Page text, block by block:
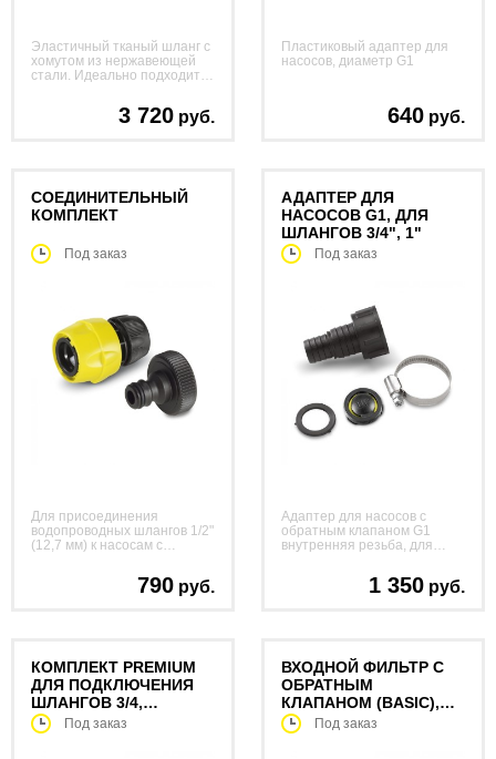
Эластичный тканый шланг с
хомутом из нержавеющей
стали. Идеально подходит
3 720 руб.
Пластиковый адаптер для
насосов, диаметр G1
640 руб.
СОЕДИНИТЕЛЬНЫЙ
КОМПЛЕКТ
Под заказ
Для присоединения
водопроводных шлангов 1/2"
(12,7 мм) к насосам с
790 руб.
АДАПТЕР ДЛЯ
НАСОСОВ G1, ДЛЯ
ШЛАНГОВ 3/4", 1"
Под заказ
Адаптер для насосов с
обратным клапаном G1
внутренняя резьба, для
1 350 руб.
КОМПЛЕКТ PREMIUM
ДЛЯ ПОДКЛЮЧЕНИЯ
ШЛАНГОВ 3/4,
КОННЕКТОР
БЫСТРОСЪЕМНЫЙ,
Под заказ
ВХОДНОЙ ФИЛЬТР С
ОБРАТНЫМ
КЛАПАНОМ (BASIC),
3/4”
Под заказ